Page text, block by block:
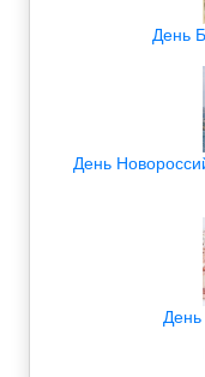
День
День